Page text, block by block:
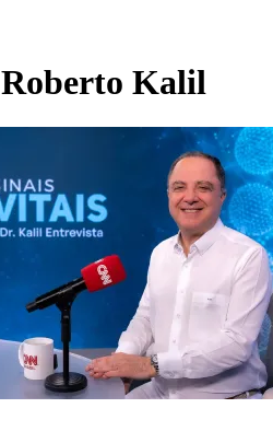
Roberto Kalil